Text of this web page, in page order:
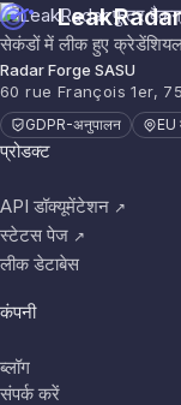
सेकंडों में लीक हुए
Radar Forge SASU
60 rue François 1er,
GDPR-अनुपालन EU
प्रोडक्ट
API डॉक्यूमेंटेशन ↗
स्टेटस पेज ↗
लीक डेटाबेस
कंपनी
ब्लॉग
संपर्क करें